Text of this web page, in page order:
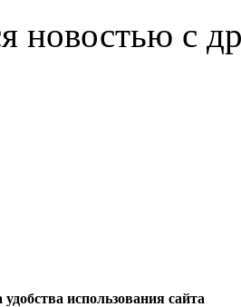
новостью с
использования сайта